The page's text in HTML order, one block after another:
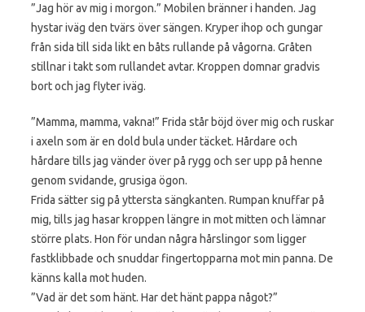
”Jag hör av mig i morgon.” Mobilen bränner i handen. Jag
hystar iväg den tvärs över sängen. Kryper ihop och gungar
från sida till sida likt en båts rullande på vågorna. Gråten
stillnar i takt som rullandet avtar. Kroppen domnar gradvis
bort och jag flyter iväg.
”Mamma, mamma, vakna!” Frida står böjd över mig och ruskar
i axeln som är en dold bula under täcket. Hårdare och
hårdare tills jag vänder över på rygg och ser upp på henne
genom svidande, grusiga ögon.
Frida sätter sig på yttersta sängkanten. Rumpan knuffar på
mig, tills jag hasar kroppen längre in mot mitten och lämnar
större plats. Hon för undan några hårslingor som ligger
fastklibbade och snuddar fingertopparna mot min panna. De
känns kalla mot huden.
”Vad är det som hänt. Har det hänt pappa något?”